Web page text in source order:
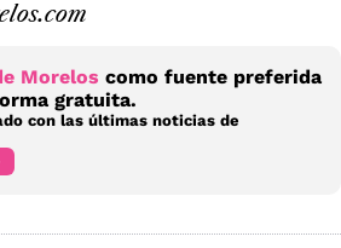
Morelos como fuente preferida
gratuita.
con las últimas noticias de